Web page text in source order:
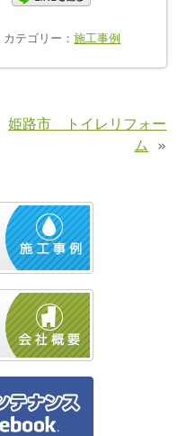
テゴリー：施工事例
姫路市 トイレリフォー
ム »